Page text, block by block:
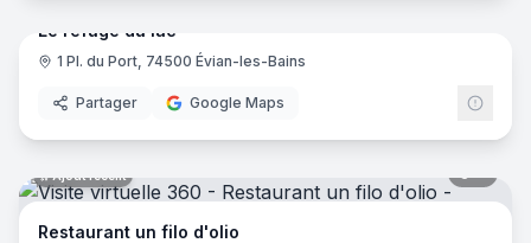
Le refuge du lac
1 Pl. du Port, 74500 Évian-les-Bains
Partager Google Maps
Ajout récent
Restaurant un filo d'olio